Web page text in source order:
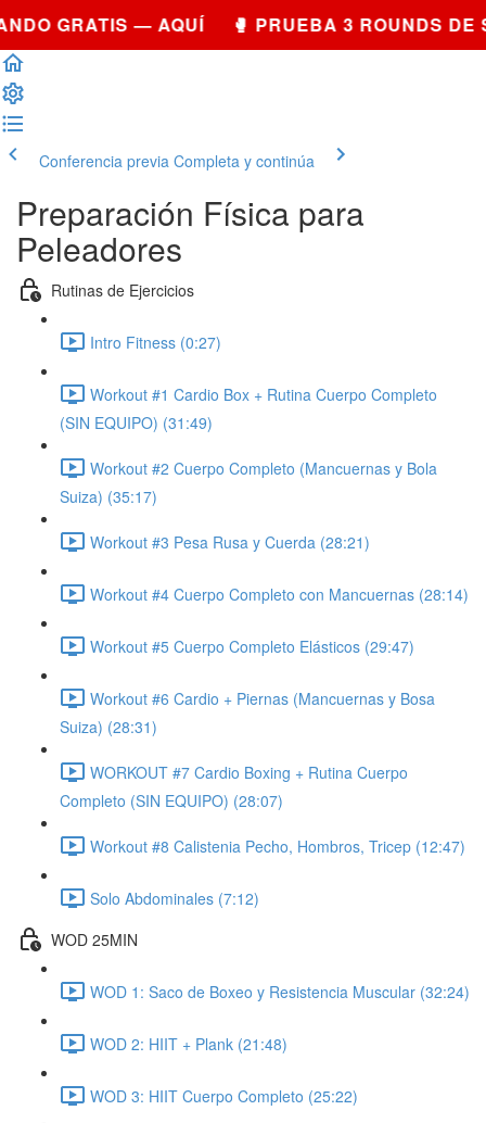
GRATIS — AQUÍ 🥊 PRUEBA 3 ROUNDS
Conferencia previa Completa y continúa
Preparación Física para
Peleadores
Rutinas de Ejercicios
Intro Fitness (0:27)
Workout #1 Cardio Box + Rutina Cuerpo Completo
(SIN EQUIPO) (31:49)
Workout #2 Cuerpo Completo (Mancuernas y Bola
Suiza) (35:17)
Workout #3 Pesa Rusa y Cuerda (28:21)
Workout #4 Cuerpo Completo con Mancuernas (28:14)
Workout #5 Cuerpo Completo Elásticos (29:47)
Workout #6 Cardio + Piernas (Mancuernas y Bosa
Suiza) (28:31)
WORKOUT #7 Cardio Boxing + Rutina Cuerpo
Completo (SIN EQUIPO) (28:07)
Workout #8 Calistenia Pecho, Hombros, Tricep (12:47)
Solo Abdominales (7:12)
WOD 25MIN
WOD 1: Saco de Boxeo y Resistencia Muscular (32:24)
WOD 2: HIIT + Plank (21:48)
WOD 3: HIIT Cuerpo Completo (25:22)